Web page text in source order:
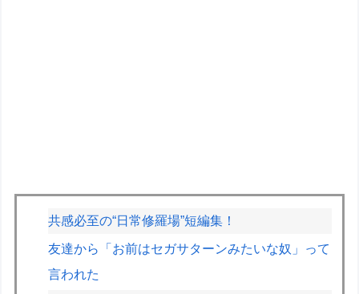
共感必至の“日常修羅場”短編集！
友達から「お前はセガサターンみたいな奴」って
言われた